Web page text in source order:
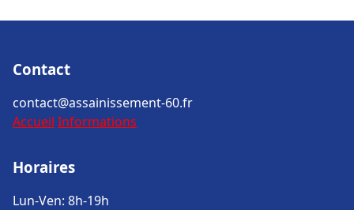
Contact
contact@assainissement-60.fr
Accueil Informations
Horaires
Lun-Ven: 8h-19h